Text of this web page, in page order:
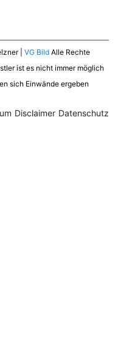
| VG Bild Alle Rechte
ist es nicht immer möglich
sich Einwände ergeben
Datenschutz
Disclaimer